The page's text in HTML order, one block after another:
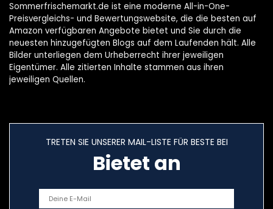
Sommerfrischemarkt.de ist eine moderne All-in-One-
Preisvergleichs- und Bewertungswebsite, die die besten auf
Amazon verfügbaren Angebote bietet und Sie durch die
neuesten hinzugefügten Blogs auf dem Laufenden hält. Alle
Bilder unterliegen dem Urheberrecht ihrer jeweiligen
Eigentümer. Alle zitierten Inhalte stammen aus ihren
jeweiligen Quellen.
TRETEN SIE UNSERER MAIL-LISTE FÜR BESTE BEI
Bietet an